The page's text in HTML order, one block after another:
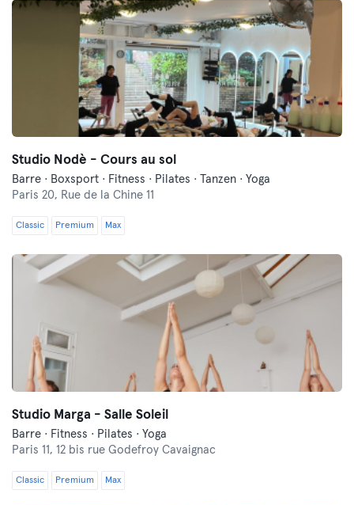
Studio Nodè - Cours au sol
Barre · Boxsport · Fitness · Pilates · Tanzen · Yoga
Paris 20, Rue de la Chine 11
Classic Premium Max
Studio Marga - Salle Soleil
Barre · Fitness · Pilates · Yoga
Paris 11, 12 bis rue Godefroy Cavaignac
Classic Premium Max